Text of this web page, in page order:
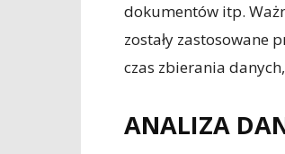
dokumentów itp.
zostały zastosowane
czas zbierania
ANALIZA